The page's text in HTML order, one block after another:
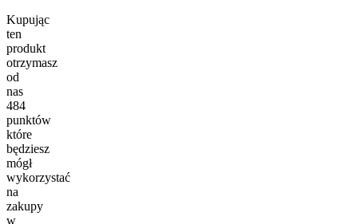
Kupując
ten
produkt
otrzymasz
od
nas
484
punktów
które
będziesz
mógł
wykorzystać
na
zakupy
w